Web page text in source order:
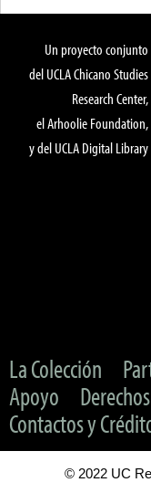
Un proyecto conjunto
del UCLA Chicano Studies
Research Center,
el Arhoolie Foundation,
y del UCLA Digital Library
La Colección
Apoyo
Contactos y
© 2022 UC